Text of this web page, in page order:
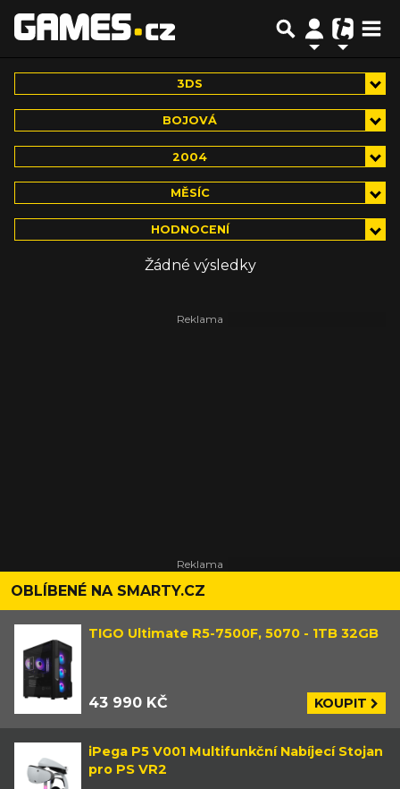
3DS
BOJOVÁ
2004
MĚSÍC
HODNOCENÍ
Žádné výsledky
OBLÍBENÉ NA SMARTY.CZ
TIGO Ultimate R5-7500F, 5070 - 1TB 32GB
43 990 KČ KOUPIT
iPega P5 V001 Multifunkční Nabíjecí Stojan
pro PS VR2